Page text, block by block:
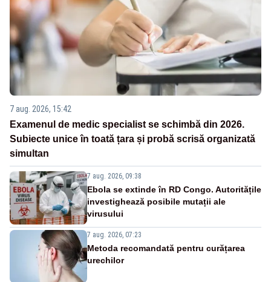
7 aug. 2026, 15:42
Examenul de medic specialist se schimbă din 2026.
Subiecte unice în toată țara și probă scrisă organizată
simultan
7 aug. 2026, 09:38
Ebola se extinde în RD Congo. Autoritățile
investighează posibile mutații ale
virusului
7 aug. 2026, 07:23
Metoda recomandată pentru curățarea
urechilor